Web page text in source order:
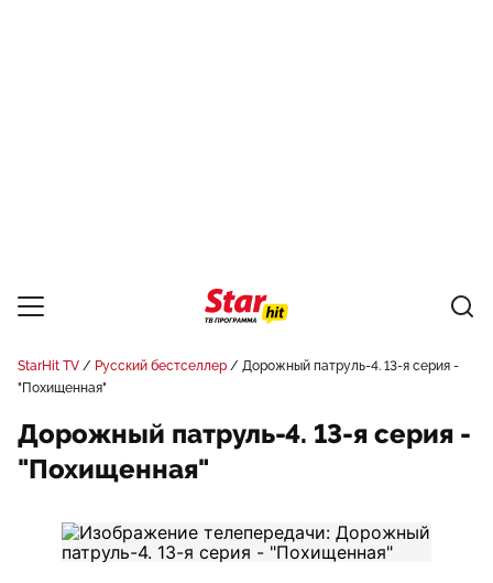
StarHit TV Русский бестселлер
Дорожный патруль-4. 13-я серия -
"Похищенная"
Дорожный патруль-4. 13-я серия -
"Похищенная"